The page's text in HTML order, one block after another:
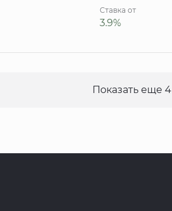
Ставка от
3.9%
Показать еще 4